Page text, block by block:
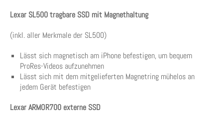
Lexar SL500 tragbare SSD mit Magnethaltung
(inkl. aller Merkmale der SL500)
Lässt sich magnetisch am iPhone befestigen, um bequem
ProRes-Videos aufzunehmen
Lässt sich mit dem mitgelieferten Magnetring mühelos an
jedem Gerät befestigen
Lexar ARMOR700 externe SSD